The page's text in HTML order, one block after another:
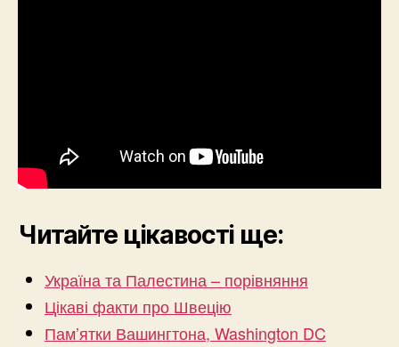
Читайте цікавості ще:
Україна та Палестина – порівняння
Цікаві факти про Швецію
Пам’ятки Вашингтона, Washington DC